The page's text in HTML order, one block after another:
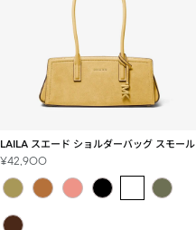
LAILA スエード ショルダーバッグ スモール
セ
ー
ル
格
¥42,900